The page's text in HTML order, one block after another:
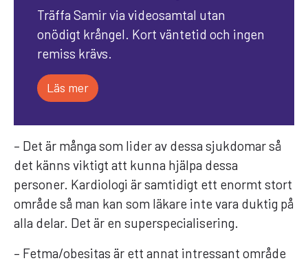
Träffa Samir via videosamtal utan
onödigt krångel. Kort väntetid och ingen
remiss krävs.
Läs mer
– Det är många som lider av dessa sjukdomar så
det känns viktigt att kunna hjälpa dessa
personer. Kardiologi är samtidigt ett enormt stort
område så man kan som läkare inte vara duktig på
alla delar. Det är en superspecialisering.
– Fetma/obesitas är ett annat intressant område